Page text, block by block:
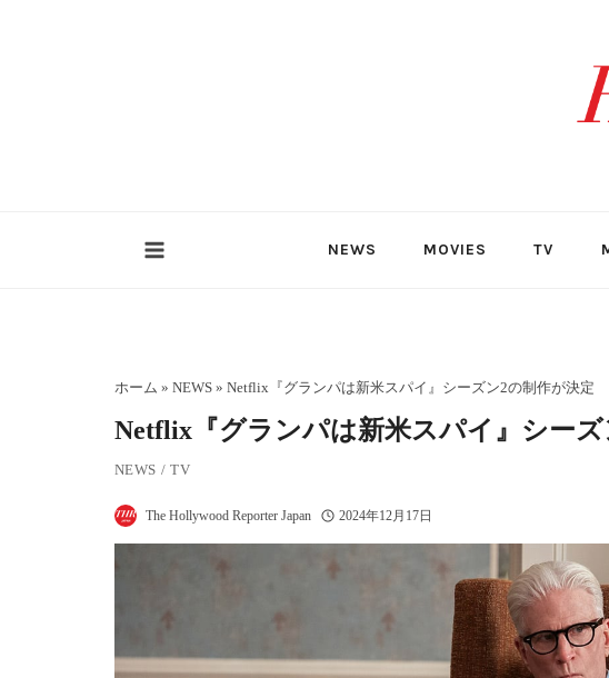
NEWS MOVIES TV
ホーム » NEWS» Netflix『グランパは新米スパイ』シーズン2の制作が決定
Netflix『グランパは新米スパイ』シー
NEWS /TV
The Hollywood Reporter Japan 2024年12月17日